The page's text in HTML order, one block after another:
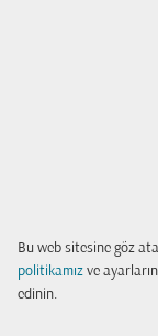
Bu web sitesine göz
politikamız ve
edinin.